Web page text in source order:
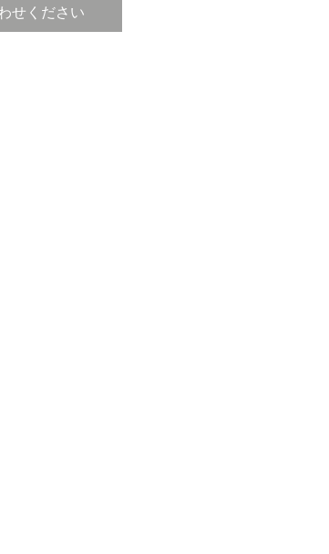
せください